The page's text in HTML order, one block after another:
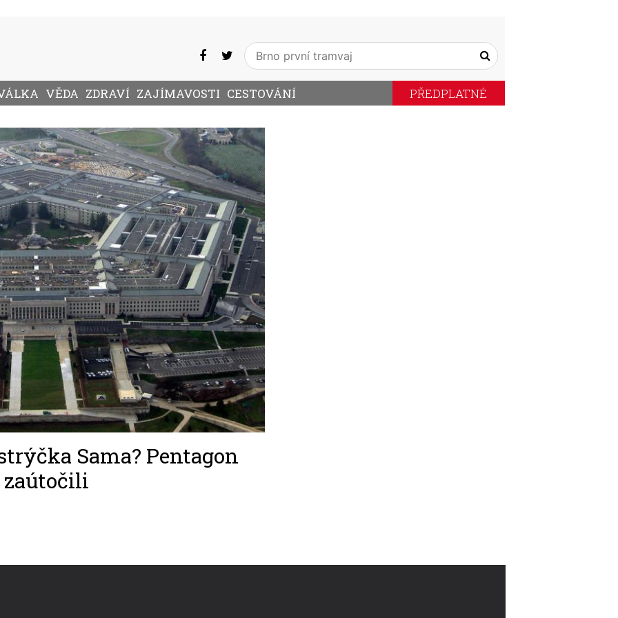
VĚDA ZDRAVÍ ZAJÍMAVOSTI CESTOVÁNÍ PŘEDPLATNÉ
Sama? Pentagon
zaútočili